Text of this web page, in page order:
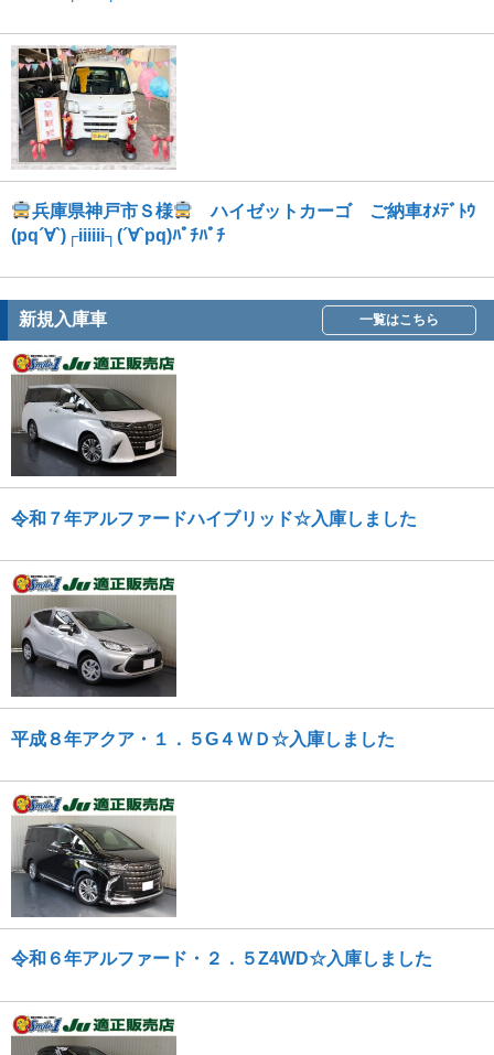
兵庫県神戸市Ｓ様
ハイゼットカーゴ ご納車ｵﾒﾃﾞﾄｳ
(pq´∀`)┌iiiiii┐(´∀`pq)ﾊﾟﾁﾊﾟﾁ
新規入庫車 一覧はこちら
令和７年アルファードハイブリッド☆入庫しました
平成８年アクア・１．５G４ＷＤ☆入庫しました
令和６年アルファード・２．５Z4WD☆入庫しました